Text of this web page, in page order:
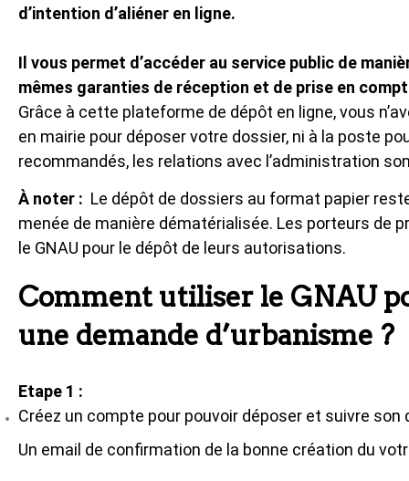
d’intention d’aliéner en ligne.
Il vous permet d’accéder au service public de
mêmes garanties de réception et de prise en
Grâce à cette plateforme de dépôt en ligne, vous
en mairie pour déposer votre dossier, ni à la poste
recommandés, les relations avec l’administration
À noter : Le dépôt de dossiers au format papier
menée de manière dématérialisée. Les porteurs de
le GNAU pour le dépôt de leurs autorisations.
Comment utiliser le GNAU
une demande d’urbanisme ?
Etape 1 :
Créez un compte pour pouvoir déposer et suivre son
Un email de confirmation de la bonne création du